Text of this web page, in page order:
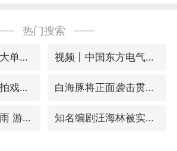
热门搜索
黄金创今年来最大单周涨幅 视频丨中国东方电气集团原党组副书记、董事宋致远被查
梁家辉：到内地拍戏不是北上是回归 白海豚将正面袭击贯穿浙江
西湖突现狂风暴雨 游客瞬间被浇透 知名编剧汪海林被实名举报偷税漏税